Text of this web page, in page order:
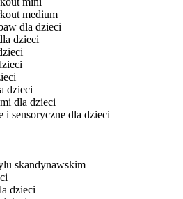
medium
dla dzieci
dzieci
dzieci
dla dzieci
i sensoryczne dla dzieci
skandynawskim
dzieci